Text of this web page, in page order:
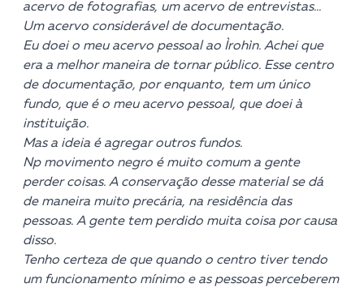
acervo de fotografias, um acervo de entrevistas…
Um acervo considerável de documentação.
Eu doei o meu acervo pessoal ao Ìrohìn. Achei que
era a melhor maneira de tornar público. Esse centro
de documentação, por enquanto, tem um único
fundo, que é o meu acervo pessoal, que doei à
instituição.
Mas a ideia é agregar outros fundos.
Np movimento negro é muito comum a gente
perder coisas. A conservação desse material se dá
de maneira muito precária, na residência das
pessoas. A gente tem perdido muita coisa por causa
disso.
Tenho certeza de que quando o centro tiver tendo
um funcionamento mínimo e as pessoas perceberem